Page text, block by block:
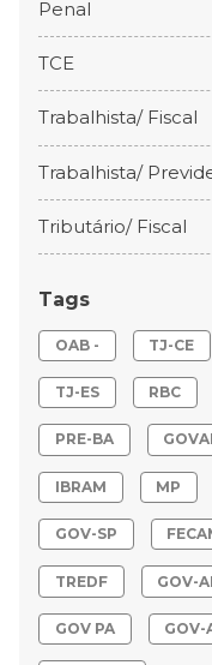
Penal
TCE
Trabalhista/ Fiscal
Trabalhista/
Tributário/ Fiscal
Tags
OAB - TJ-CE
TJ-ES RBC
PRE-BA
IBRAM MP
GOV-SP
TREDF GOV-
GOV PA GOV-